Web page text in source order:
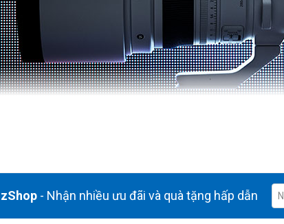
- Nhận nhiều ưu đãi và quà tặng hấp dẫn